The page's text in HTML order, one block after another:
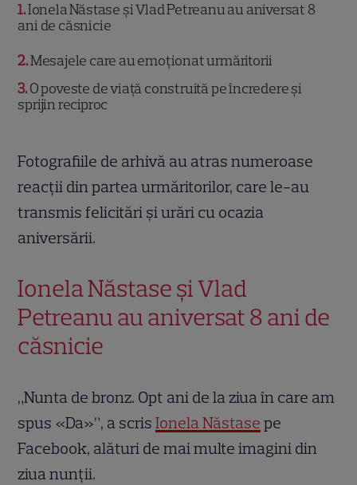
1 Ionela Năstase și Vlad Petreanu au aniversat 8
ani de căsnicie
2 Mesajele care au emoționat urmăritorii
3 O poveste de viață construită pe încredere și
sprijin reciproc
Fotografiile de arhivă au atras numeroase
reacții din partea urmăritorilor, care le-au
transmis felicitări și urări cu ocazia
aniversării.
Ionela Năstase și Vlad
Petreanu au aniversat 8 ani de
căsnicie
„Nunta de bronz. Opt ani de la ziua în care am
spus «Da»”, a scrisIonela Năstase pe
Facebook, alături de mai multe imagini din
ziua nunții.